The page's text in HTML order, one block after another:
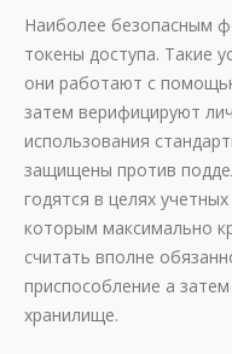
Наиболее безопасным
токены доступа. Такие
они работают с
затем верифицируют
использования
защищены против
годятся в целях
которым максимально
считать вполне
приспособление а
хранилище.